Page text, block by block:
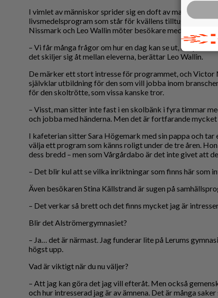
I vimlet av människor sprider sig en doft av mat. Det är
livsmedelsprogram som står för kvällens tilltugg.
Nissmark och Leo Wallin möter besökare med glada
– Vi får många frågor om hur en dag kan se ut, om
det skiljer sig åt mellan eleverna, berättar Leo Wallin.
De märker ett stort intresse för programmet, och
självklar utbildning för den som vill jobba inom
för den skoltrötte, som vissa kanske tror.
– Visst, man sitter inte fast i en skolbänk i fyra timmar
och jobba med händerna. Men det är fortfarande
I kafeterian sitter Sara Högemark med sin pappa och
välja ett program som känns roligt under de tre åren.
dess bredd – men som Vårgårdabo är det inte givet att
– Det blir kul att se vilka inriktningar som finns här som
Även besökaren Stina Källstrand är sugen på
– Det verkar så brett och det finns mycket jag är
Blir det Alströmergymnasiet?
– Ja… det är närmast. Jag funderar lite på Lerums
högst upp.
Vad är viktigt när du nu väljer?
– Att jag kan göra det jag vill efteråt. Men också
och hur intresserad jag är av ämnena. Det är många saker